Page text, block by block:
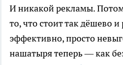
И никакой рекламы.
то, что стоит так дёшево и
эффективно, просто
нашатыря теперь — как